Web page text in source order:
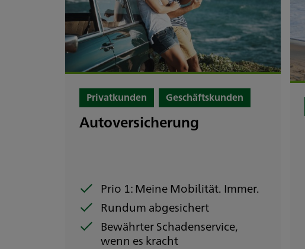
Privatkunden Geschäftskunden
Autoversicherung
Prio 1: Meine Mobilität. Immer.
Rundum abgesichert
Bewährter Schadenservice,
wenn es kracht